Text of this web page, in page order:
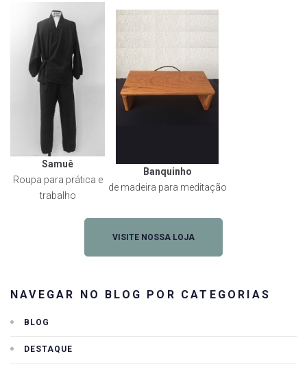
Samuê
Roupa para prática e
trabalho
Banquinho
de madeira para meditação
VISITE NOSSA LOJA
NAVEGAR NO BLOG POR CATEGORIAS
BLOG
DESTAQUE